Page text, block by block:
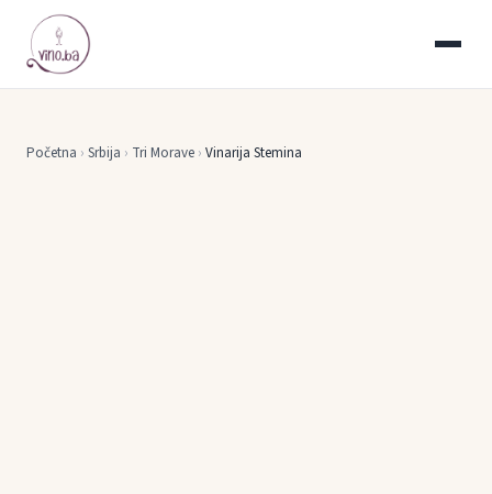
Početna › Srbija › Tri Morave › Vinarija Stemina